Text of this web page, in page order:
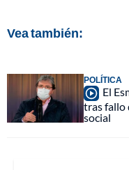
Vea también:
POLÍTICA
El
tras fallo
social